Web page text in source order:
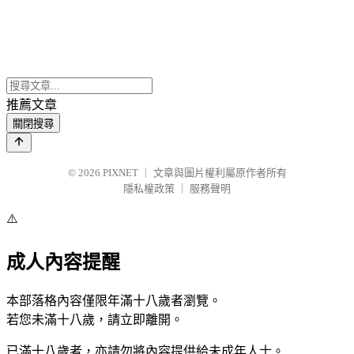
推薦文章
關閉搜尋
© 2026 PIXNET
文章與圖片權利屬原作者所有
隱私權政策
服務聲明
⚠️
成人內容提醒
本部落格內容僅限年滿十八歲者瀏覽。
若您未滿十八歲，請立即離開。
已滿十八歲者，亦請勿將內容提供給未成年人士。